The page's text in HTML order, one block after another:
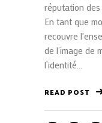
réputation des
En tant que
recouvre
de l’image de
l’identité...
READ POST